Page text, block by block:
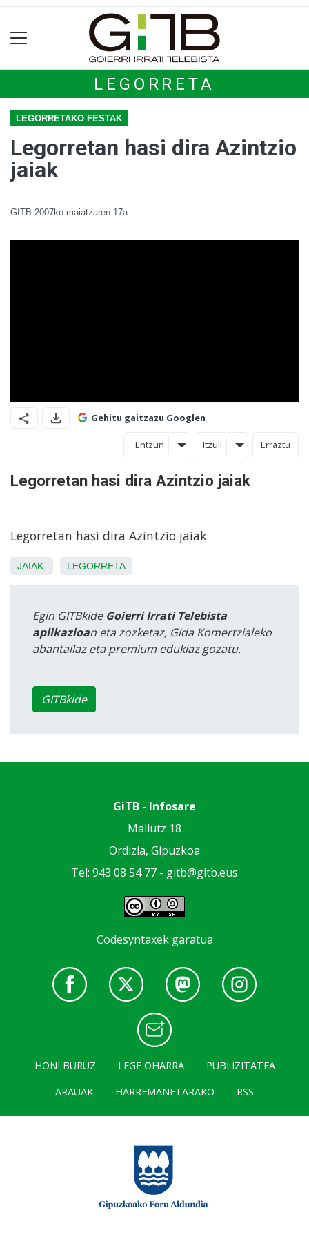
LEGORRETA
LEGORRETAKO FESTAK
Legorretan hasi dira Azintzio
jaiak
GITB 2007ko maiatzaren 17a
Gehitu gaitzazu Googlen
Entzun Itzuli Erraztu
Legorretan hasi dira Azintzio jaiak
Legorretan hasi dira Azintzio jaiak
JAIAK LEGORRETA
Egin GITBkide Goierri Irrati Telebista
aplikazioan eta zozketaz, Gida Komertzialeko
abantailaz eta premium edukiaz gozatu.
GITBkide
GiTB - Infosare
Mallutz 18
Ordizia, Gipuzkoa
Tel: 943 08 54 77 - gitb@gitb.eus
Codesyntaxek garatua
HONI BURUZ LEGE OHARRA
PUBLIZITATEA
ARAUAK
HARREMANETARAKO RSS